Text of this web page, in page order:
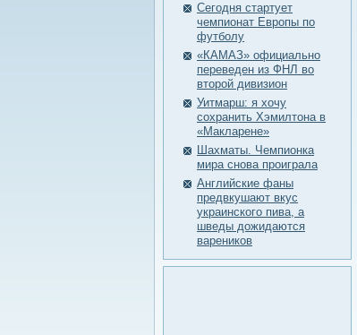
Сегодня стартует
чемпионат Европы по
футболу
«КАМАЗ» официально
переведен из ФНЛ во
второй дивизион
Уитмарш: я хочу
сохранить Хэмилтона в
«Макларене»
Шахматы. Чемпионка
мира снова проиграла
Английские фаны
предвкушают вкус
украинского пива, а
шведы дожидаются
вареников